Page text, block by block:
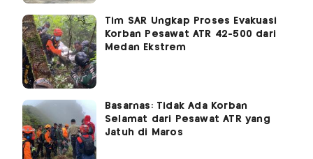
Tim SAR Ungkap Proses Evakuasi
Korban Pesawat ATR 42-500 dari
Medan Ekstrem
Basarnas: Tidak Ada Korban
Selamat dari Pesawat ATR yang
Jatuh di Maros